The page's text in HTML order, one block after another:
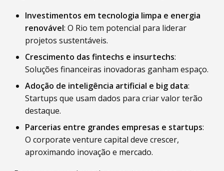
Investimentos em tecnologia limpa e energia
renovável: O Rio tem potencial para liderar
projetos sustentáveis.
Crescimento das fintechs e insurtechs:
Soluções financeiras inovadoras ganham espaço.
Adoção de inteligência artificial e big data:
Startups que usam dados para criar valor terão
destaque.
Parcerias entre grandes empresas e startups:
O corporate venture capital deve crescer,
aproximando inovação e mercado.